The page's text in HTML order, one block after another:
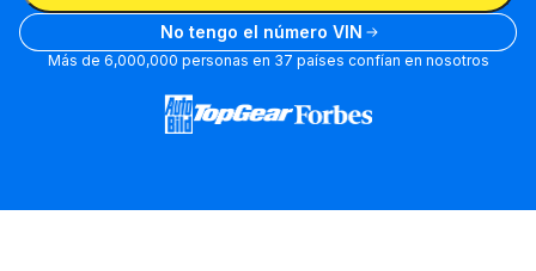
No tengo el número VIN
Más de 6,000,000 personas en 37 países confían en nosotros